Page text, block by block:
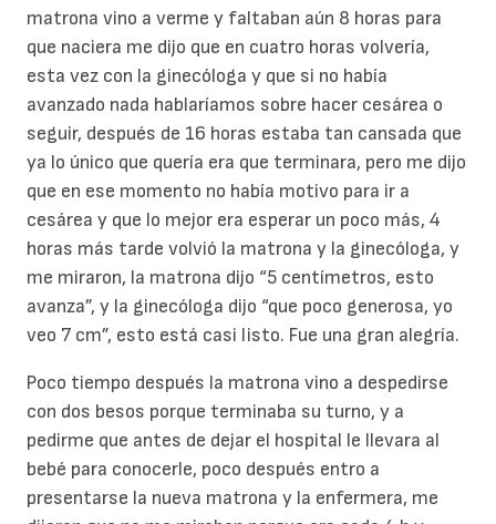
matrona vino a verme y faltaban aún 8 horas para
que naciera me dijo que en cuatro horas volvería,
esta vez con la ginecóloga y que si no había
avanzado nada hablaríamos sobre hacer cesárea o
seguir, después de 16 horas estaba tan cansada que
ya lo único que quería era que terminara, pero me dijo
que en ese momento no había motivo para ir a
cesárea y que lo mejor era esperar un poco más, 4
horas más tarde volvió la matrona y la ginecóloga, y
me miraron, la matrona dijo “5 centímetros, esto
avanza”, y la ginecóloga dijo “que poco generosa, yo
veo 7 cm”, esto está casi listo. Fue una gran alegría.
Poco tiempo después la matrona vino a despedirse
con dos besos porque terminaba su turno, y a
pedirme que antes de dejar el hospital le llevara al
bebé para conocerle, poco después entro a
presentarse la nueva matrona y la enfermera, me